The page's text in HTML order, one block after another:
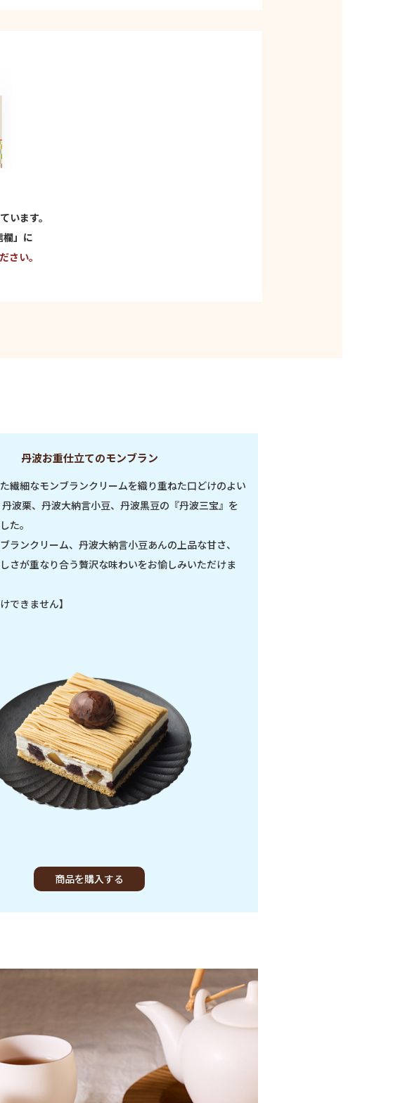
います。
欄」に
さい。
丹波お重仕立てのモンブラン
繊細なモンブランクリームを織り重ねた口どけのよい
丹波栗、丹波大納言小豆、丹波黒豆の『丹波三宝』を
た。
ランクリーム、丹波大納言小豆あんの上品な甘さ、
さが重なり合う贅沢な味わいをお愉しみいただけま
できません】
商品を購入する